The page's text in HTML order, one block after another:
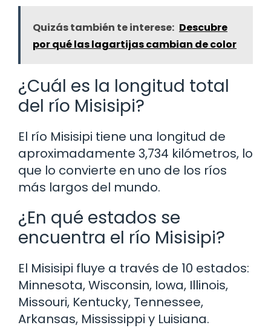
Quizás también te interese: Descubre
por qué las lagartijas cambian de color
¿Cuál es la longitud total
del río Misisipi?
El río Misisipi tiene una longitud de
aproximadamente 3,734 kilómetros, lo
que lo convierte en uno de los ríos
más largos del mundo.
¿En qué estados se
encuentra el río Misisipi?
El Misisipi fluye a través de 10 estados:
Minnesota, Wisconsin, Iowa, Illinois,
Missouri, Kentucky, Tennessee,
Arkansas, Mississippi y Luisiana.